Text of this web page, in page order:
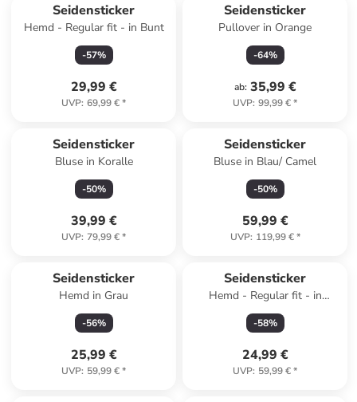
Seidensticker
Hemd - Regular fit - in Bunt
-57%
29,99 €
UVP: 69,99 €*
Seidensticker
Pullover in Orange
-64%
ab: 35,99 €
UVP: 99,99 €*
Seidensticker
Bluse in Koralle
-50%
39,99 €
UVP: 79,99 €*
Seidensticker
Bluse in Blau/ Camel
-50%
59,99 €
UVP: 119,99 €*
Seidensticker
Hemd in Grau
-56%
25,99 €
UVP: 59,99 €*
Seidensticker
Hemd - Regular fit - in
Hellblau
-58%
24,99 €
UVP: 59,99 €*